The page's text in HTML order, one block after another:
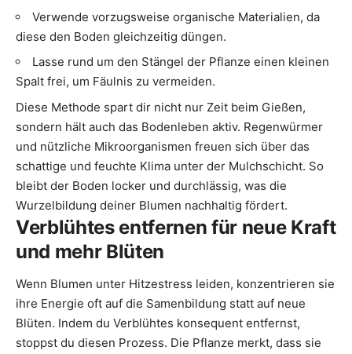
Verwende vorzugsweise organische Materialien, da
diese den Boden gleichzeitig düngen.
Lasse rund um den Stängel der Pflanze einen kleinen
Spalt frei, um Fäulnis zu vermeiden.
Diese Methode spart dir nicht nur Zeit beim Gießen,
sondern hält auch das Bodenleben aktiv. Regenwürmer
und nützliche Mikroorganismen freuen sich über das
schattige und feuchte Klima unter der Mulchschicht. So
bleibt der Boden locker und durchlässig, was die
Wurzelbildung deiner Blumen nachhaltig fördert.
Verblühtes entfernen für neue Kraft
und mehr Blüten
Wenn Blumen unter Hitzestress leiden, konzentrieren sie
ihre Energie oft auf die Samenbildung statt auf neue
Blüten. Indem du Verblühtes konsequent entfernst,
stoppst du diesen Prozess. Die Pflanze merkt, dass sie